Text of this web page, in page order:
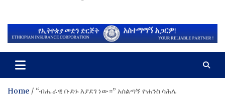
ሶከር ኢትዮጵያ
Home “ብሔራዊ ቡድኑ እያደገ ነው።” አሰልጣኝ ዮሐንስ ሳሕሌ